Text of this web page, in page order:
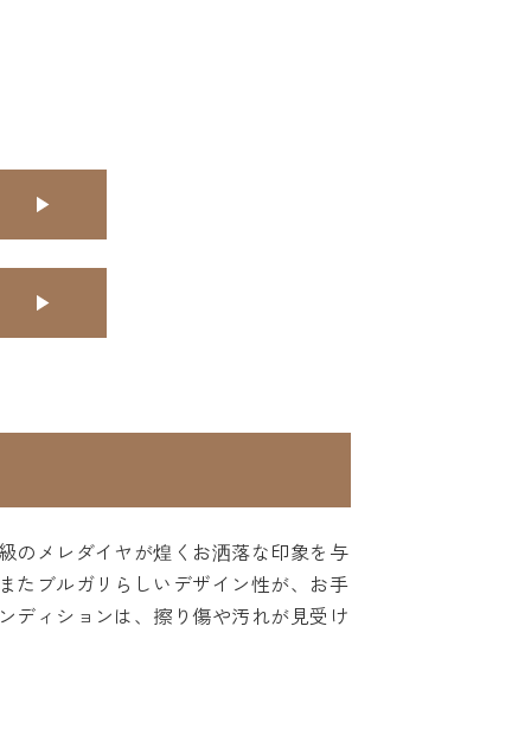
のメレダイヤが煌くお洒落な印象を与
たブルガリらしいデザイン性が、お手
ディションは、擦り傷や汚れが見受け